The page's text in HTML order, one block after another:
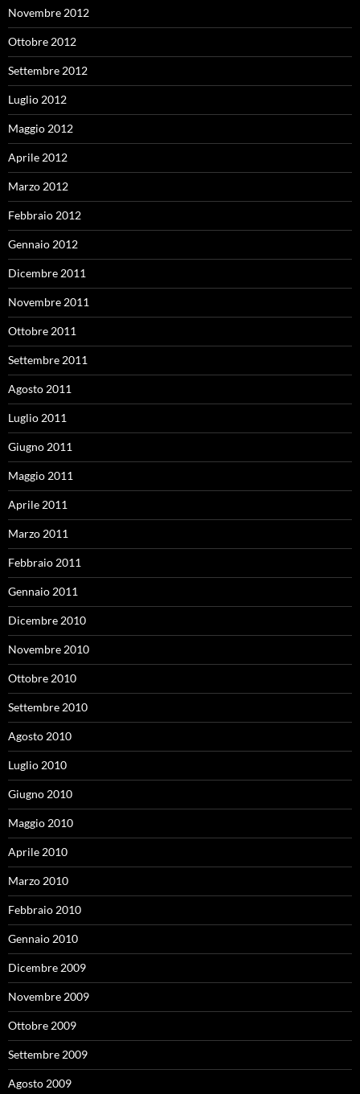
Novembre 2012
Ottobre 2012
Settembre 2012
Luglio 2012
Maggio 2012
Aprile 2012
Marzo 2012
Febbraio 2012
Gennaio 2012
Dicembre 2011
Novembre 2011
Ottobre 2011
Settembre 2011
Agosto 2011
Luglio 2011
Giugno 2011
Maggio 2011
Aprile 2011
Marzo 2011
Febbraio 2011
Gennaio 2011
Dicembre 2010
Novembre 2010
Ottobre 2010
Settembre 2010
Agosto 2010
Luglio 2010
Giugno 2010
Maggio 2010
Aprile 2010
Marzo 2010
Febbraio 2010
Gennaio 2010
Dicembre 2009
Novembre 2009
Ottobre 2009
Settembre 2009
Agosto 2009